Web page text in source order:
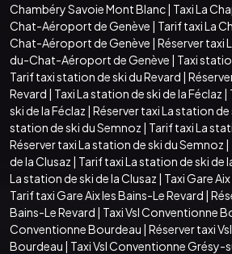
Chambéry Savoie Mont Blanc| Taxi La
Chat-Aéroport de Genève | Tarif taxi La
Chat-Aéroport de Genève | Réserver taxi
du-Chat-Aéroport de Genève | Taxi
Tarif taxi station de ski du Revard |
Revard | Taxi La station de ski de la Féclaz |
ski de la Féclaz | Réserver taxi La station de
station de ski du Semnoz | Tarif taxi La
Réserver taxi La station de ski du Semnoz |
de la Clusaz | Tarif taxi La station de ski de
La station de ski de la Clusaz | Taxi Gare
Tarif taxi Gare Aix les Bains-Le Revard |
Bains-Le Revard | Taxi Vsl Conventionne
Conventionne Bourdeau | Réserver taxi
Bourdeau | Taxi Vsl Conventionne Grésy-